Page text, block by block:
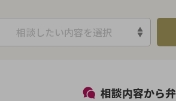
相談したい内容を選択
相談内容から